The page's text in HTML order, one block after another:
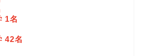
1名
42名